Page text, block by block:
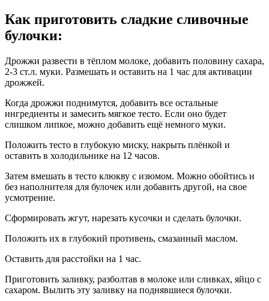
Как приготовить сладкие сливочные
булочки:
Дрожжи развести в тёплом молоке, добавить половину сахара,
2-3 ст.л. муки. Размешать и оставить на 1 час для активации
дрожжей.
Когда дрожжи поднимутся, добавить все остальные
ингредиенты и замесить мягкое тесто. Если оно будет
слишком липкое, можно добавить ещё немного муки.
Положить тесто в глубокую миску, накрыть плёнкой и
оставить в холодильнике на 12 часов.
Затем вмешать в тесто клюкву с изюмом. Можно обойтись и
без наполнителя для булочек или добавить другой, на свое
усмотрение.
Сформировать жгут, нарезать кусочки и сделать булочки.
Положить их в глубокий противень, смазанный маслом.
Оставить для расстойки на 1 час.
Приготовить заливку, разболтав в молоке или сливках, яйцо с
сахаром. Вылить эту заливку на поднявшиеся булочки.